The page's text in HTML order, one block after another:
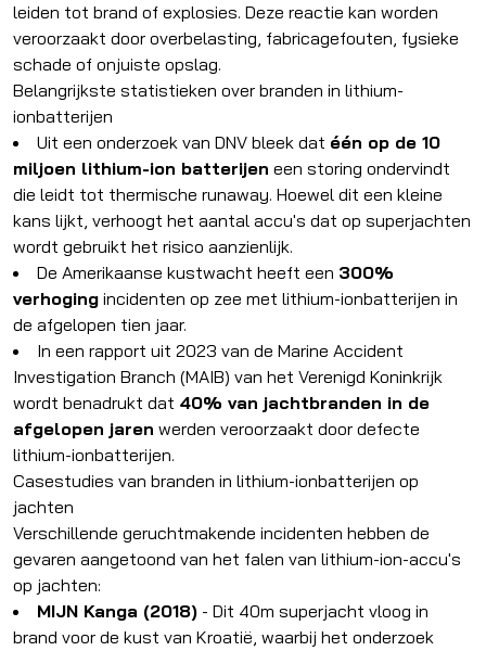
leiden tot brand of explosies. Deze reactie kan worden
veroorzaakt door overbelasting, fabricagefouten, fysieke
schade of onjuiste opslag.
Belangrijkste statistieken over branden in lithium-
ionbatterijen
Uit een onderzoek van DNV bleek dat één op de 10
miljoen lithium-ion batterijen een storing ondervindt
die leidt tot thermische runaway. Hoewel dit een kleine
kans lijkt, verhoogt het aantal accu's dat op superjachten
wordt gebruikt het risico aanzienlijk.
De Amerikaanse kustwacht heeft een 300%
verhoging incidenten op zee met lithium-ionbatterijen in
de afgelopen tien jaar.
In een rapport uit 2023 van de Marine Accident
Investigation Branch (MAIB) van het Verenigd Koninkrijk
wordt benadrukt dat 40% van jachtbranden in de
afgelopen jaren werden veroorzaakt door defecte
lithium-ionbatterijen.
Casestudies van branden in lithium-ionbatterijen op
jachten
Verschillende geruchtmakende incidenten hebben de
gevaren aangetoond van het falen van lithium-ion-accu's
op jachten:
MIJN Kanga (2018) - Dit 40m superjacht vloog in
brand voor de kust van Kroatië, waarbij het onderzoek